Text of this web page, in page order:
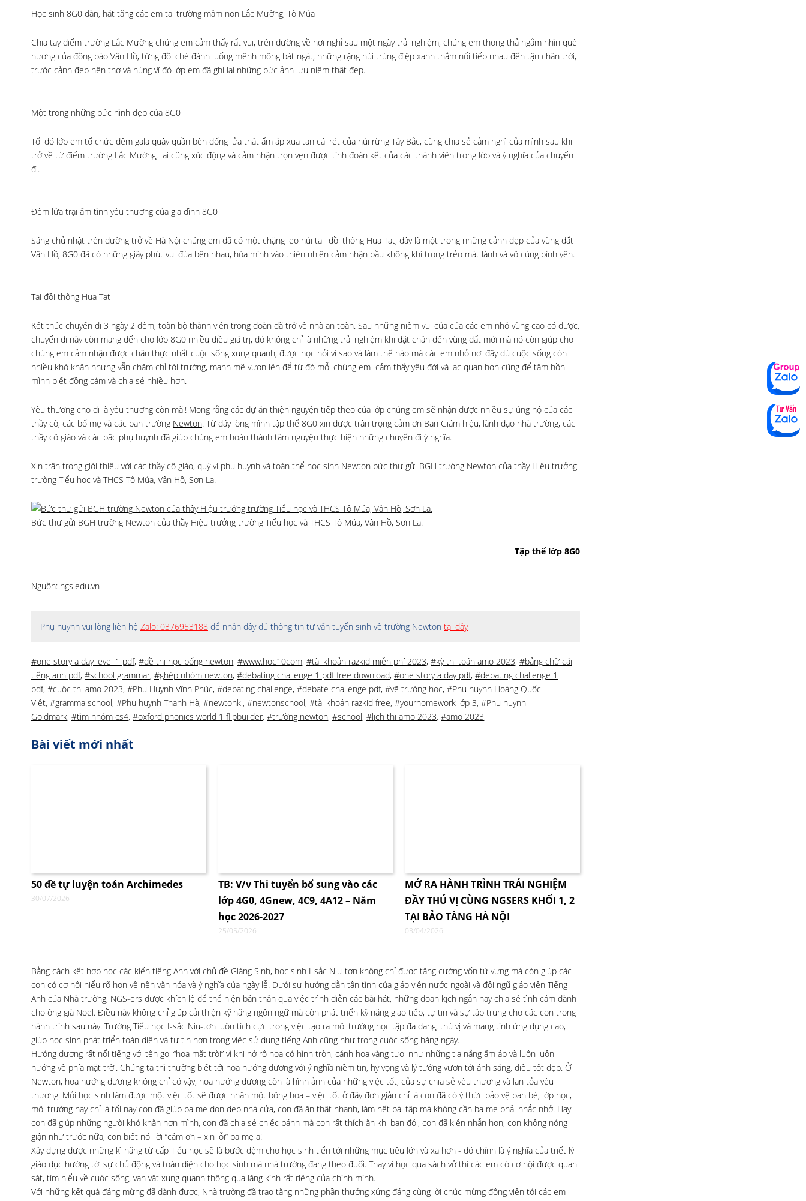
Học sinh 8G0 đàn, hát tặng các em tại trường mầm non Lắc Mường, Tô Múa
Chia tay điểm trường Lắc Mường chúng em cảm thấy rất vui, trên đường về nơi nghỉ sau một ngày trải nghiệm, chúng em thong thả ngắm nhìn quê
hương của đồng bào Vân Hồ, từng đồi chè đánh luống mênh mông bát ngát, những rặng núi trùng điệp xanh thẳm nối tiếp nhau đến tận chân trời,
trước cảnh đẹp nên thơ và hùng vĩ đó lớp em đã ghi lại những bức ảnh lưu niệm thật đẹp.
Một trong những bức hình đẹp của 8G0
Tối đó lớp em tổ chức đêm gala quây quần bên đống lửa thật ấm áp xua tan cái rét của núi rừng Tây Bắc, cùng chia sẻ cảm nghĩ của mình sau khi
trở về từ điểm trường Lắc Mường, ai cũng xúc động và cảm nhận trọn vẹn được tình đoàn kết của các thành viên trong lớp và ý nghĩa của chuyến
đi.
Đêm lửa trại ấm tình yêu thương của gia đình 8G0
Sáng chủ nhật trên đường trở về Hà Nội chúng em đã có một chặng leo núi tại đồi thông Hua Tạt, đây là một trong những cảnh đẹp của vùng đất
Vân Hồ, 8G0 đã có những giây phút vui đùa bên nhau, hòa mình vào thiên nhiên cảm nhận bầu không khí trong trẻo mát lành và vô cùng bình yên.
Tại đồi thông Hua Tat
Kết thúc chuyến đi 3 ngày 2 đêm, toàn bộ thành viên trong đoàn đã trở về nhà an toàn. Sau những niềm vui của của các em nhỏ vùng cao có được,
chuyến đi này còn mang đến cho lớp 8G0 nhiều điều giá trị, đó không chỉ là những trải nghiệm khi đặt chân đến vùng đất mới mà nó còn giúp cho
chúng em cảm nhận được chân thực nhất cuộc sống xung quanh, được học hỏi vì sao và làm thế nào mà các em nhỏ nơi đây dù cuộc sống còn
nhiều khó khăn nhưng vẫn chăm chỉ tới trường, mạnh mẽ vươn lên để từ đó mỗi chúng em cảm thấy yêu đời và lạc quan hơn cũng để tâm hồn
mình biết đồng cảm và chia sẻ nhiều hơn.
Yêu thương cho đi là yêu thương còn mãi! Mong rằng các dự án thiện nguyện tiếp theo của lớp chúng em sẽ nhận được nhiều sự ủng hộ của các
thầy cô, các bố mẹ và các bạn trường Newton. Từ đáy lòng mình tập thể 8G0 xin được trân trọng cảm ơn Ban Giám hiệu, lãnh đạo nhà trường, các
thầy cô giáo và các bậc phụ huynh đã giúp chúng em hoàn thành tâm nguyện thực hiện những chuyến đi ý nghĩa.
Xin trân trọng giới thiệu với các thầy cô giáo, quý vị phụ huynh và toàn thể học sinh Newton bức thư gửi BGH trường Newton của thầy Hiệu trưởng
trường Tiểu học và THCS Tô Múa, Vân Hồ, Sơn La.
Bức thư gửi BGH trường Newton của thầy Hiệu trưởng trường Tiểu học và THCS Tô Múa, Vân Hồ, Sơn La.
Tập thể lớp 8G0
Nguồn: ngs.edu.vn
Phụ huynh vui lòng liên hệ Zalo: 0376953188 để nhận đầy đủ thông tin tư vấn tuyển sinh về trường Newton tại đây
#one story a day level 1 pdf, #đề thi học bổng newton, #www.hoc10com, #tài khoản razkid miễn phí 2023, #kỳ thi toán amo 2023, #bảng chữ cái
tiếng anh pdf, #school grammar, #ghép nhóm newton, #debating challenge 1 pdf free download, #one story a day pdf, #debating challenge 1
pdf, #cuộc thi amo 2023, #Phụ Huynh Vĩnh Phúc, #debating challenge, #debate challenge pdf, #vẽ trường học, #Phụ huynh Hoàng Quốc
Việt, #gramma school, #Phụ huynh Thanh Hà, #newtonki, #newtonschool, #tài khoản razkid free, #yourhomework lớp 3, #Phụ huynh
Goldmark, #tìm nhóm cs4, #oxford phonics world 1 flipbuilder, #trường newton, #school, #lịch thi amo 2023, #amo 2023,
Bài viết mới nhất
50 đề tự luyện toán Archimedes
30/07/2026
TB: V/v Thi tuyển bổ sung vào các
lớp 4G0, 4Gnew, 4C9, 4A12 – Năm
học 2026-2027
25/05/2026
MỞ RA HÀNH TRÌNH TRẢI NGHIỆM
ĐẦY THÚ VỊ CÙNG NGSERS KHỐI 1, 2
TẠI BẢO TÀNG HÀ NỘI
03/04/2026
Bằng cách kết hợp học các kiến tiếng Anh với chủ đề Giáng Sinh, học sinh I-sắc Niu-tơn không chỉ được tăng cường vốn từ vựng mà còn giúp các
con có cơ hội hiểu rõ hơn về nền văn hóa và ý nghĩa của ngày lễ. Dưới sự hướng dẫn tận tình của giáo viên nước ngoài và đội ngũ giáo viên Tiếng
Anh của Nhà trường, NGS-ers được khích lệ để thể hiện bản thân qua việc trình diễn các bài hát, những đoạn kịch ngắn hay chia sẻ tình cảm dành
cho ông già Noel. Điều này không chỉ giúp cải thiện kỹ năng ngôn ngữ mà còn phát triển kỹ năng giao tiếp, tự tin và sự tập trung cho các con trong
hành trình sau này. Trường Tiểu học I-sắc Niu-tơn luôn tích cực trong việc tạo ra môi trường học tập đa dạng, thú vị và mang tính ứng dụng cao,
giúp học sinh phát triển toàn diện và tự tin hơn trong việc sử dụng tiếng Anh cũng như trong cuộc sống hàng ngày.
Hướng dương rất nổi tiếng với tên gọi “hoa mặt trời” vì khi nở rộ hoa có hình tròn, cánh hoa vàng tươi như những tia nắng ấm áp và luôn luôn
hướng về phía mặt trời. Chúng ta thì thường biết tới hoa hướng dương với ý nghĩa niềm tin, hy vọng và lý tưởng vươn tới ánh sáng, điều tốt đẹp. Ở
Newton, hoa hướng dương không chỉ có vậy, hoa hướng dương còn là hình ảnh của những việc tốt, của sự chia sẻ yêu thương và lan tỏa yêu
thương. Mỗi học sinh làm được một việc tốt sẽ được nhận một bông hoa – việc tốt ở đây đơn giản chỉ là con đã có ý thức bảo vệ bạn bè, lớp học,
môi trường hay chỉ là tối nay con đã giúp ba mẹ dọn dẹp nhà cửa, con đã ăn thật nhanh, làm hết bài tập mà không cần ba mẹ phải nhắc nhở. Hay
con đã giúp những người khó khăn hơn mình, con đã chia sẻ chiếc bánh mà con rất thích ăn khi bạn đói, con đã kiên nhẫn hơn, con không nóng
giận như trước nữa, con biết nói lời “cảm ơn – xin lỗi” ba mẹ ạ!
Xây dựng được những kĩ năng từ cấp Tiểu học sẽ là bước đệm cho học sinh tiến tới những mục tiêu lớn và xa hơn - đó chính là ý nghĩa của triết lý
giáo dục hướng tới sự chủ động và toàn diện cho học sinh mà nhà trường đang theo đuổi. Thay vì học qua sách vở thì các em có cơ hội được quan
sát, tìm hiểu về cuộc sống, vạn vật xung quanh thông qua lăng kính rất riêng của chính mình.
Với những kết quả đáng mừng đã dành được, Nhà trường đã trao tặng những phần thưởng xứng đáng cùng lời chúc mừng động viên tới các em